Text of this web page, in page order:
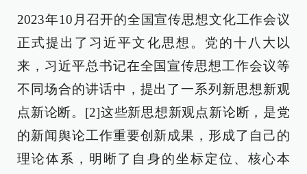
2023年10月召开的全国宣传思想文化工作会议
正式提出了习近平文化思想。党的十八大以
来，习近平总书记在全国宣传思想工作会议等
不同场合的讲话中，提出了一系列新思想新观
点新论断。[2]这些新思想新观点新论断，是党
的新闻舆论工作重要创新成果，形成了自己的
理论体系，明晰了自身的坐标定位、核心本